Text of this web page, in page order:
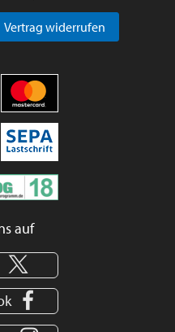
Vertrag widerrufen
auf